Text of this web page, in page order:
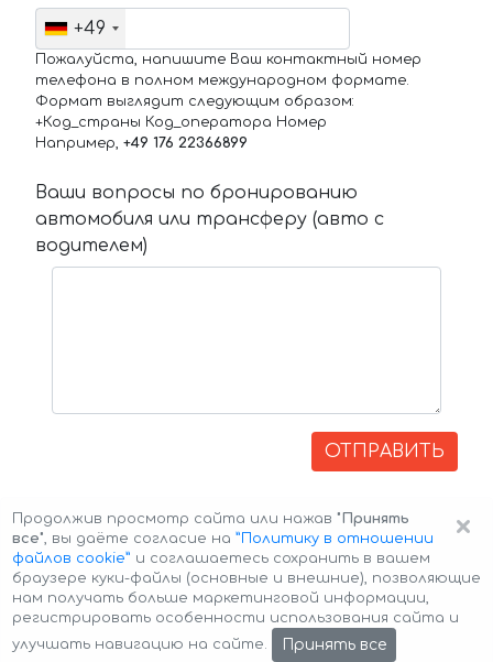
+49
Пожалуйста, напишите Ваш контактный номер
телефона в полном международном формате.
Формат выглядит следующим образом:
+Код_страны Код_оператора Номер
Например, +49 176 22366899
Ваши вопросы по бронированию
автомобиля или трансферу (авто с
водителем)
ОТПРАВИТЬ
Авторские права © 2026 Авто-Аренда Cookie Policy
×
Продолжив просмотр сайта или нажав "Принять
все", вы даёте согласие на ”Политику в отношении
файлов cookie” и соглашаетесь сохранить в вашем
браузере куки-файлы (основные и внешние), позволяющие
нам получать больше маркетинговой информации,
регистрировать особенности использования сайта и
улучшать навигацию на сайте.
Принять все